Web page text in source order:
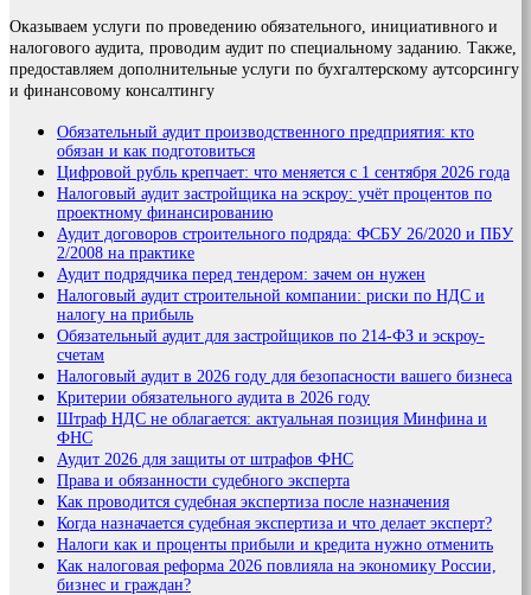
Оказываем услуги по проведению обязательного, инициативного и
налогового аудита, проводим аудит по специальному заданию. Также,
предоставляем дополнительные услуги по бухгалтерскому аутсорсингу
и финансовому консалтингу
Обязательный аудит производственного предприятия: кто
обязан и как подготовиться
Цифровой рубль крепчает: что меняется с 1 сентября 2026 года
Налоговый аудит застройщика на эскроу: учёт процентов по
проектному финансированию
Аудит договоров строительного подряда: ФСБУ 26/2020 и ПБУ
2/2008 на практике
Аудит подрядчика перед тендером: зачем он нужен
Налоговый аудит строительной компании: риски по НДС и
налогу на прибыль
Обязательный аудит для застройщиков по 214-ФЗ и эскроу-
счетам
Налоговый аудит в 2026 году для безопасности вашего бизнеса
Критерии обязательного аудита в 2026 году
Штраф НДС не облагается: актуальная позиция Минфина и
ФНС
Аудит 2026 для защиты от штрафов ФНС
Права и обязанности судебного эксперта
Как проводится судебная экспертиза после назначения
Когда назначается судебная экспертиза и что делает эксперт?
Налоги как и проценты прибыли и кредита нужно отменить
Как налоговая реформа 2026 повлияла на экономику России,
бизнес и граждан?